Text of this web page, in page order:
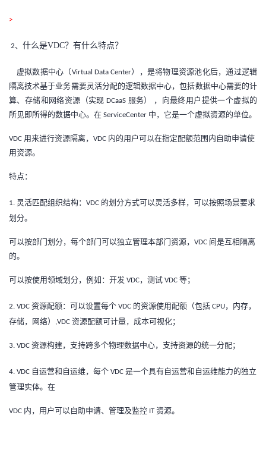
我
的
课
程
我
的
认
我
的
我
藏
的
技
术
持
我
的
云
建
>
2、 什么是VDC？有什么特点？
虚拟数据中心（Virtual Data Center），是将物理资源池化后，通过逻辑
隔离技术基于业务需要灵活分配的逻辑数据中心，包括数据中心需要的计
算、存储和网络资源（实现DCaaS 服务）
，向最终用户提供一个虚拟的
所见即所得的数据中心。在 ServiceCenter 中，它是一个虚拟资源的单位。
VDC 用来进行资源隔离， VDC 内的用户可以在指定配额范围内自助申请使
用资源。
特点：
1. 灵活匹配组织结构： VDC 的划分方式可以灵活多样，可以按照场景要求
划分。
可以按部门划分，每个部门可以独立管理本部门资源， VDC 间是互相隔离
的。
可以按使用领域划分，例如：开发 VDC，测试 VDC 等；
2. VDC 资源配额：可以设置每个 VDC 的资源使用配额（包括 CPU，内存，
存储，网络）
,VDC 资源配额可计量，成本可视化；
3. VDC 资源构建，支持跨多个物理数据中心，支持资源的统一分配；
4. VDC 自运营和自运维，每个 VDC 是一个具有自运营和自运维能力的独立
管理实体。在
VDC 内，用户可以自助申请、管理及监控 IT资源。